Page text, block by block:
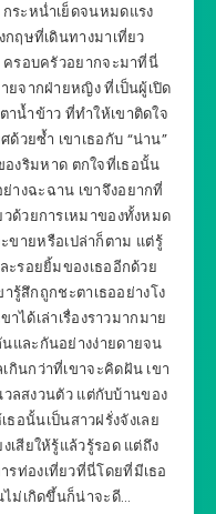
กระหน่ำเย็ดจนหมดแรง
ฤษที่เดินทางมาเที่ยว
ครอบครัวอยากจะมาที่นี่
ยจากฝ่ายหญิง ที่เป็นผู้เปิด
น้ำข้าว ที่ทำให้เขาติดใจ
วยซ้ำ เขาเธอกับ “น่าน”
งริมหาด ตกใจที่เธอนั้น
างฉะฉาน เขาจึงอยากที่
ด้วยการเหมาของทั้งหมด
ขายหรือเปล่าก็ตาม แต่รู้
ะรอยยิ้มของเธออีกด้วย
รู้สึกถูกชะตาเธออย่างโง
ได้เล่าเรื่องราวมากมาย
และกันอย่างง่ายดายจน
นกว่าที่เขาจะคิดฝัน เขา
ลสงวนตัว แต่กับบ้านของ
ธอนั้นเป็นสาวฝรั่งจังเลย
เสียให้รู้แล้วรู้รอด แต่ถึง
ท่องเที่ยวที่นี่โดยที่มีเธอ
ไม่เกิดขึ้นก็น่าจะดี…